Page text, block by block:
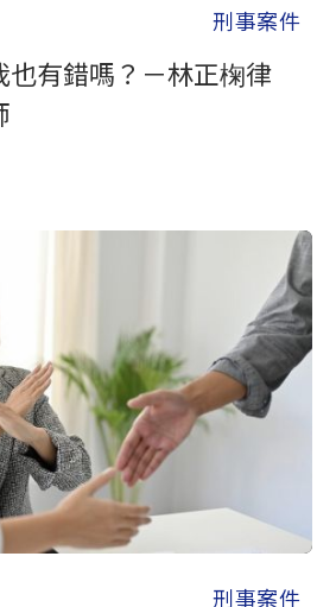
刑事案件
也有錯嗎？－林正椈律
刑事案件